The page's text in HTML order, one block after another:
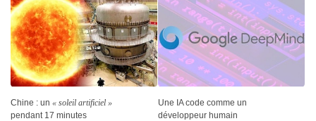
Chine : un « soleil artificiel »
pendant 17 minutes
Une IA code comme un
développeur humain